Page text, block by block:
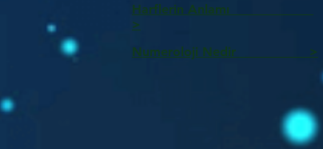
Harflerin Anlamı
>
Numeroloji Nedir_________ >